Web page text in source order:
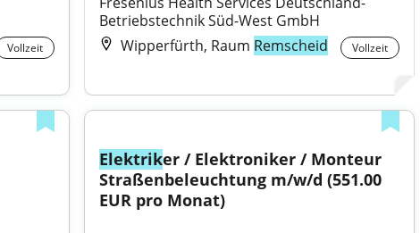
Vollzeit
Betriebstechnik Süd-West GmbH
Wipperfürth, Raum Remscheid Vollzeit
Elektriker / Elektroniker / Monteur
Straßenbeleuchtung m/w/d (551.00
EUR pro Monat)